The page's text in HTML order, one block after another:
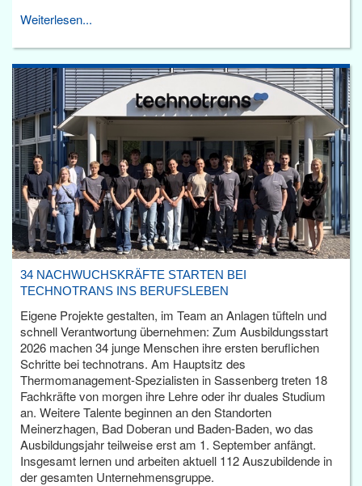
Weiterlesen...
34 NACHWUCHSKRÄFTE STARTEN BEI
TECHNOTRANS INS BERUFSLEBEN
Eigene Projekte gestalten, im Team an Anlagen tüfteln und
schnell Verantwortung übernehmen: Zum Ausbildungsstart
2026 machen 34 junge Menschen ihre ersten beruflichen
Schritte bei technotrans. Am Hauptsitz des
Thermomanagement-Spezialisten in Sassenberg treten 18
Fachkräfte von morgen ihre Lehre oder ihr duales Studium
an. Weitere Talente beginnen an den Standorten
Meinerzhagen, Bad Doberan und Baden-Baden, wo das
Ausbildungsjahr teilweise erst am 1. September anfängt.
Insgesamt lernen und arbeiten aktuell 112 Auszubildende in
der gesamten Unternehmensgruppe.